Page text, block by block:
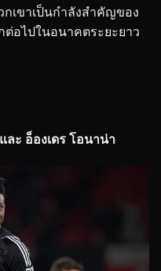
กเขาเป็นกำลังสำคัญของ
อไปในอนาคตระยะยาว
ะ อ็องเดร โอนาน่า